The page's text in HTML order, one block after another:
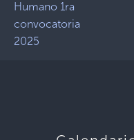
Humano 1ra
convocatoria
2025